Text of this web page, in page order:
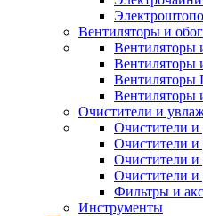
Вентиляторы и
Вентиляторы
Вентиляторы
Вентиляторы
Вентиляторы
Очистители и
Очистители
Очистители и
Очистители и
Очистители и
Фильтры и
Инструменты